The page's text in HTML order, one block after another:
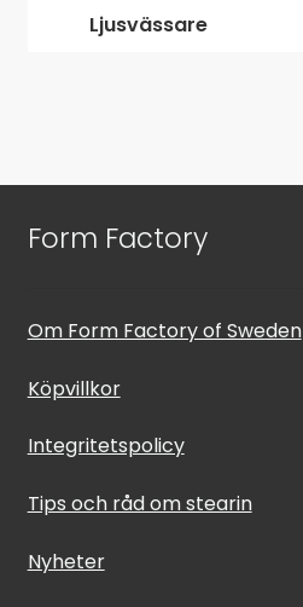
Ljusvässare
Form Factory
Om Form Factory of Sweden
Köpvillkor
Integritetspolicy
Tips och råd om stearin
Nyheter